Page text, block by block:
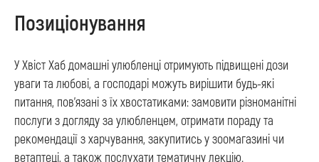
Позиціонування
У Хвіст Хаб домашні улюбленці отримують підвищені дози
уваги та любові, а господарі можуть вирішити будь-які
питання, пов'язані з їх хвостатиками: замовити різноманітні
послуги з догляду за улюбленцем, отримати пораду та
рекомендації з харчування, закупитись у зоомагазині чи
ветаптеці, а також послухати тематичну лекцію.